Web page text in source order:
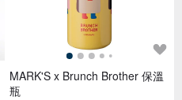
MARK'S x Brunch Brother 保溫
瓶